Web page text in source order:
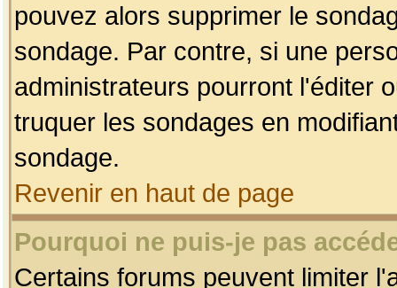
pouvez alors supprimer le
sondage. Par contre, si une
administrateurs pourront l'éditer
truquer les sondages en
sondage.
Revenir en haut de page
Pourquoi ne puis-je pas
Certains forums peuvent limiter